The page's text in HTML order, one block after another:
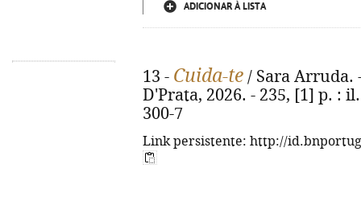
ADICIONAR À LISTA
13 - Cuida-te / Sara Arruda.
D'Prata, 2026. - 235, [1] p. :
300-7
Link persistente: http://